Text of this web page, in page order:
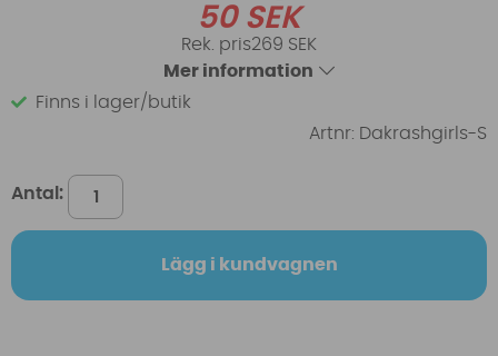
50SEK
269 SEK
Mer information
Finns i lager/butik
Artnr: Dakrashgirls-S
Antal:
Lägg i kundvagnen